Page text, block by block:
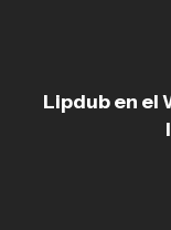
Lipdub en el